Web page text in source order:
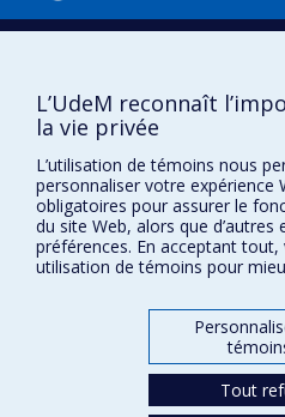
Confidentialité
Conditions d’utilisation
Paramètres des témoins
L’UdeM reconnaît
la vie privée
L’utilisation de témoins nous
personnaliser votre expérience
obligatoires pour assurer le
du site Web, alors que d’autres
préférences. En acceptant
utilisation de témoins pour
Tout